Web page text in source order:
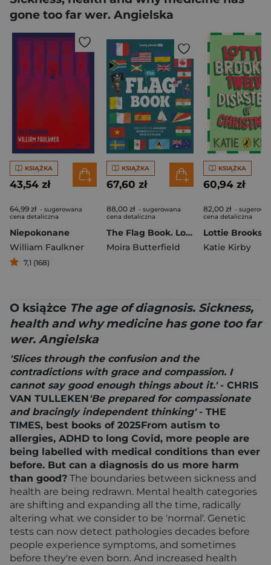
gone too far wer. Angielska
KSIĄŻKA
43,54 zł
64,99 zł - sugerowana
cena detaliczna
Niepokonane
William Faulkner
7,1 (168)
KSIĄŻKA
67,60 zł
88,00 zł - sugerowana
cena detaliczna
The Flag Book. Lonely Planet Kids
Moira Butterfield
KSIĄŻKA
60,94 zł
82,00 zł -
cena detaliczna
Katie Kirby
O książce The age of diagnosis. Sickness,
health and why medicine has gone too far
wer. Angielska
'Slices through the confusion and the
contradictions with grace and compassion. I
cannot say good enough things about it.' - CHRIS
VAN TULLEKEN'Be prepared for compassionate
and bracingly independent thinking'- THE
TIMES, best books of 2025From autism to
allergies, ADHD to long Covid, more people are
being labelled with medical conditions than ever
before. But can a diagnosis do us more harm
than good? The boundaries between sickness and
health are being redrawn. Mental health categories
are shifting and expanding all the time, radically
altering what we consider to be 'normal'. Genetic
tests can now detect pathologies decades before
people experience symptoms, and sometimes
before they're even born. And increased health